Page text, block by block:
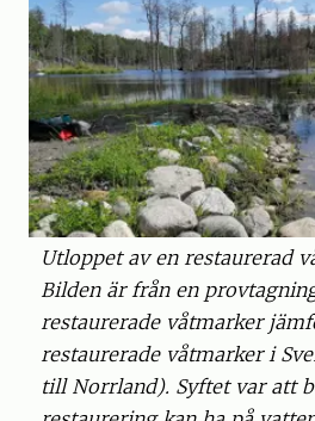
Utloppet av en restaurerad
Bilden är från en
restaurerade våtmarker
restaurerade våtmarker i
till Norrland). Syftet var att